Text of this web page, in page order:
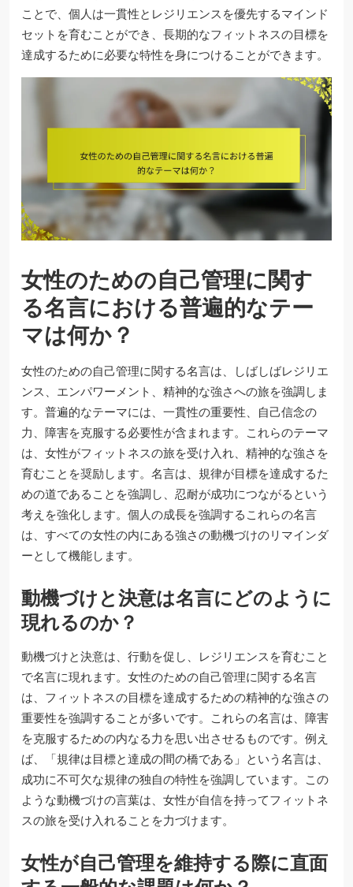
ことで、個人は一貫性とレジリエンスを優先するマインド
セットを育むことができ、長期的なフィットネスの目標を
達成するために必要な特性を身につけることができます。
女性のための自己管理に関す
る名言における普遍的なテー
マは何か？
女性のための自己管理に関する名言は、しばしばレジリエ
ンス、エンパワーメント、精神的な強さへの旅を強調しま
す。普遍的なテーマには、一貫性の重要性、自己信念の
力、障害を克服する必要性が含まれます。これらのテーマ
は、女性がフィットネスの旅を受け入れ、精神的な強さを
育むことを奨励します。名言は、規律が目標を達成するた
めの道であることを強調し、忍耐が成功につながるという
考えを強化します。個人の成長を強調するこれらの名言
は、すべての女性の内にある強さの動機づけのリマインダ
ーとして機能します。
動機づけと決意は名言にどのように
現れるのか？
動機づけと決意は、行動を促し、レジリエンスを育むこと
で名言に現れます。女性のための自己管理に関する名言
は、フィットネスの目標を達成するための精神的な強さの
重要性を強調することが多いです。これらの名言は、障害
を克服するための内なる力を思い出させるものです。例え
ば、「規律は目標と達成の間の橋である」という名言は、
成功に不可欠な規律の独自の特性を強調しています。この
ような動機づけの言葉は、女性が自信を持ってフィットネ
スの旅を受け入れることを力づけます。
女性が自己管理を維持する際に直面